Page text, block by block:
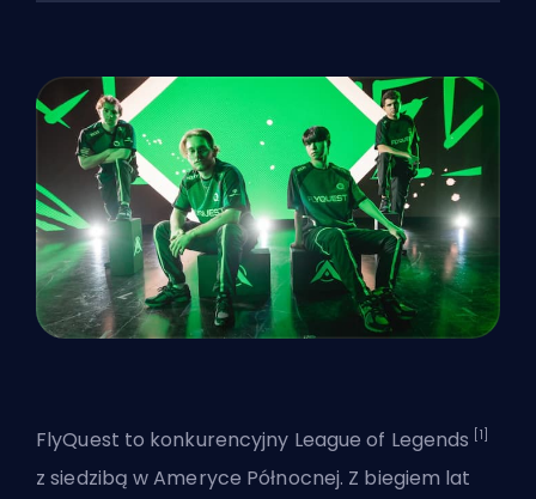
FlyQuest to konkurencyjny League of Legends [1]
z siedzibą w Ameryce Północnej. Z biegiem lat